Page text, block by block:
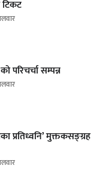
टिकट
परिचर्चा सम्पन्न
प्रतिध्वनि’ मुक्तकसङ्ग्रह